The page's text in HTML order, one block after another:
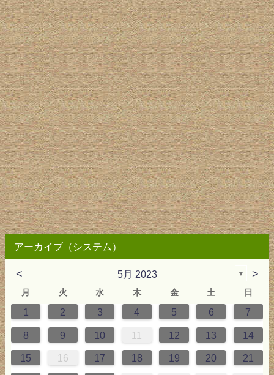
アーカイブ（システム）
< 5月 2023 ▼ >
月 火 水 木 金 土 日
1 2 3 4 5 6 7
8 9 10 11 12 13 14
15 16 17 18 19 20 21